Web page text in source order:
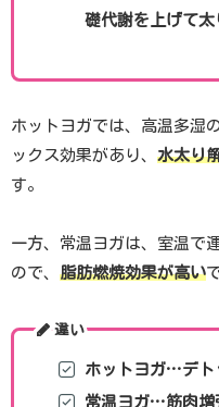
礎代謝を上げて
ホットヨガでは、高温多湿
ックス効果があり、 水太り
す。
一方、常温ヨガは、室温で
ので、 脂肪燃焼効果が高い
違い
ホットヨガ…デト
常温ヨガ…筋肉増